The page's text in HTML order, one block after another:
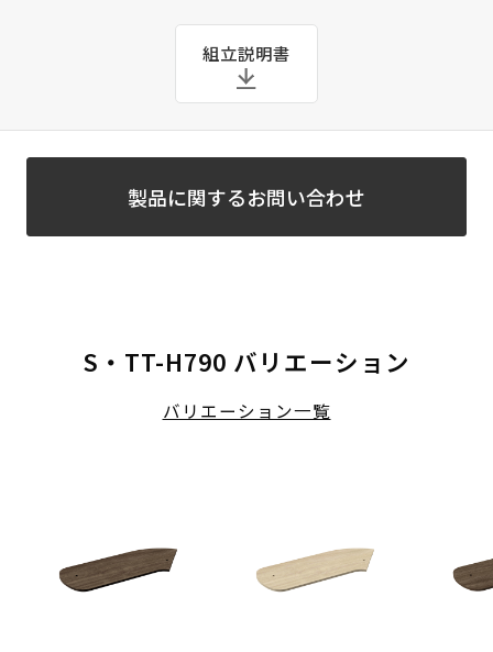
組立説明書
製品に関するお問い合わせ
S・TT-H790 バリエーション
バリエーション一覧